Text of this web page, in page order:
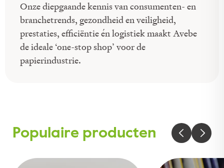
Onze diepgaande kennis van consumenten- en
branchetrends, gezondheid en veiligheid,
prestaties, efficiëntie én logistiek maakt Avebe
de ideale ‘one-stop shop’ voor de
papierindustrie.
Populaire producten